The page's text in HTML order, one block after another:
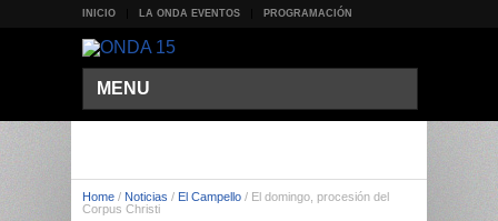
INICIO LA ONDA EVENTOS PROGRAMACIÓN
MENU
Home / Noticias / El Campello / El domingo, procesión del
Corpus Christi